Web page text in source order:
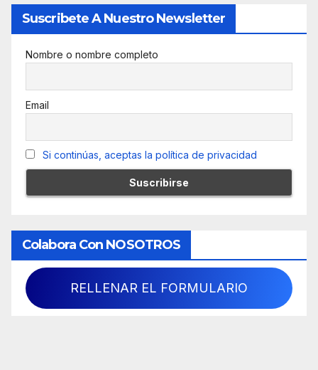
Suscribete A Nuestro Newsletter
Nombre o nombre completo
Email
Si continúas, aceptas la política de privacidad
Colabora Con NOSOTROS
RELLENAR EL FORMULARIO